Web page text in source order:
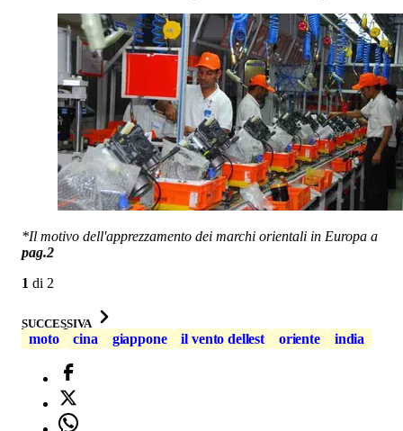
*Il motivo dell'apprezzamento dei marchi orientali in Europa a
pag.2
1 di 2
SUCCESSIVA
moto cina giappone il vento dellest oriente india